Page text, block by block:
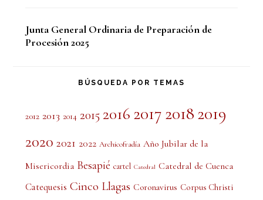
Junta General Ordinaria de Preparación de
Procesión 2025
BÚSQUEDA POR TEMAS
2012 2013 2014 2015 2016 2017 2018 2019
2020 2021 2022 Archicofradía Año Jubilar de la
Misericordia Besapié cartel Catedral Catedral de Cuenca
Catequesis Cinco Llagas Coronavirus Corpus Christi